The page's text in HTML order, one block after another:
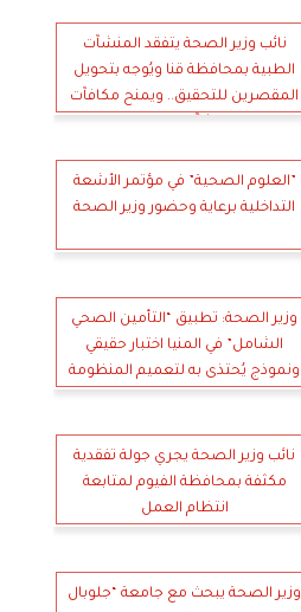
نائب وزير الصحة يتفقد المنشآت
الطبية بمحافظة قنا ويُوجه بتحويل
المقصرين للتحقيق.. ويمنح مكافآت
”العلوم الصحية” في مؤتمر الأشعة
التداخلية برعاية وحضور وزير الصحة
وزير الصحة: تطبيق “التأمين الصحي
الشامل” في المنيا اختبار حقيقي
ونموذج يُحتذى به لتعميم المنظومة
نائب وزير الصحة يجري جولة تفقدية
مكثفة بمحافظة الفيوم لمتابعة
انتظام العمل
وزير الصحة يبحث مع جامعة “جلوبال